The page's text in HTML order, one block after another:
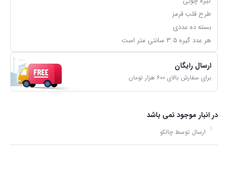
طرح قلب قرمز
بسته ده عددی
هر عدد گیره 3.5 سانتی متر است
ارسال رایگان
برای سفارش بالای ۶۰۰ هزار تومان
در انبار موجود نمی باشد
ارسال توسط چالکو